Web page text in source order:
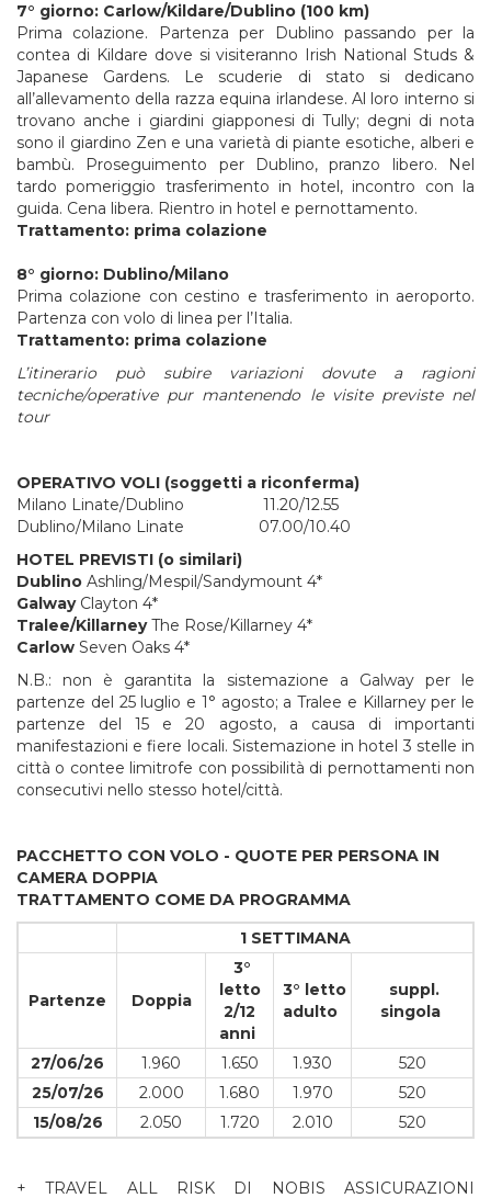
7° giorno: Carlow/Kildare/Dublino (100 km)
Prima colazione. Partenza per Dublino passando per la
contea di Kildare dove si visiteranno Irish National Studs &
Japanese Gardens. Le scuderie di stato si dedicano
all’allevamento della razza equina irlandese. Al loro interno si
trovano anche i giardini giapponesi di Tully; degni di nota
sono il giardino Zen e una varietà di piante esotiche, alberi e
bambù. Proseguimento per Dublino, pranzo libero. Nel
tardo pomeriggio trasferimento in hotel, incontro con la
guida. Cena libera. Rientro in hotel e pernottamento.
Trattamento: prima colazione
8° giorno: Dublino/Milano
Prima colazione con cestino e trasferimento in aeroporto.
Partenza con volo di linea per l’Italia.
Trattamento: prima colazione
L’itinerario può subire variazioni dovute a ragioni
tecniche/operative pur mantenendo le visite previste nel
tour
OPERATIVO VOLI (soggetti a riconferma)
Milano Linate/Dublino 11.20/12.55
Dublino/Milano Linate 07.00/10.40
HOTEL PREVISTI (o similari)
Dublino Ashling/Mespil/Sandymount 4*
Galway Clayton 4*
Tralee/KillarneyThe Rose/Killarney 4*
Carlow Seven Oaks 4*
N.B.: non è garantita la sistemazione a Galway per le
partenze del 25 luglio e 1° agosto; a Tralee e Killarney per le
partenze del 15 e 20 agosto, a causa di importanti
manifestazioni e fiere locali. Sistemazione in hotel 3 stelle in
città o contee limitrofe con possibilità di pernottamenti non
consecutivi nello stesso hotel/città.
PACCHETTO CON VOLO - QUOTE PER PERSONA IN
CAMERA DOPPIA
TRATTAMENTO COME DA PROGRAMMA
1 SETTIMANA
Partenze Doppia
3°
letto
2/12
anni
3° letto
adulto
suppl.
singola
27/06/26 1.960 1.650 1.930
520
25/07/26
2.000 1.680 1.970
520
15/08/26
2.050 1.720 2.010 520
+ TRAVEL ALL RISK DI NOBIS ASSICURAZIONI